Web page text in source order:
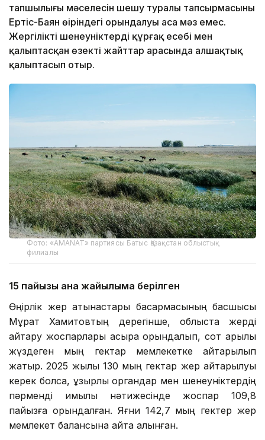
тапшылығы мәселесін шешу туралы тапсырмасының
Ертіс-Баян өңіріндегі орындалуы аса мәз емес.
Жергілікті шенеуніктердің құрғақ есебі мен
қалыптасқан өзекті жайттар арасында алшақтық
қалыптасып отыр.
Фото: «AMANAT» партиясы Батыс Қазақстан облыстық
филиалы
15 пайызы ғана жайылымға берілген
Өңірлік жер қатынастары басқармасының басшысы
Мұрат Хамитовтың дерегінше, облыста жерді
қайтару жоспарлары асыра орындалып, сот арқылы
жүздеген мың гектар мемлекетке қайтарылып
жатыр. 2025 жылы 130 мың гектар жер қайтарылуы
керек болса, құзырлы органдар мен шенеуніктердің
пәрменді қимылы нәтижесінде жоспар 109,8
пайызға орындалған. Яғни 142,7 мың гектер жер
мемлекет балансына қайта алынған.